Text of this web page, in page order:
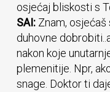
osjećaj bliskosti s
SAI:Znam, osjećaš
duhovne
nakon koje
plemenitije. Npr,
snage. Doktor ti